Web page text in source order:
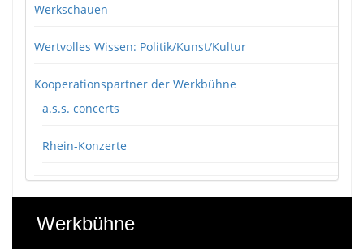
Werkschauen
Wertvolles Wissen: Politik/Kunst/Kultur
Kooperationspartner der Werkbühne
a.s.s. concerts
Rhein-Konzerte
Werkbühne